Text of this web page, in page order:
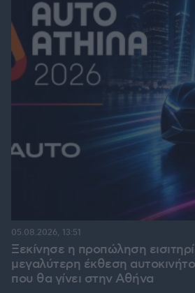
Ξεκίνησε η προπώληση
μεγαλύτερη έκθεση
που θα γίνει στην Αθήνα
05.08.2026, 13:51